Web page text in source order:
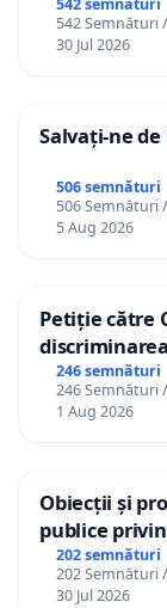
542 Semnături
30 Jul 2026
Salvați-ne
506 semnături
506 Semnături
5 Aug 2026
Petiție către
către
246 semnături
246 Semnături
1 Aug 2026
Obiecții și
publice
(PUG) Ialoveni
202 semnături
202 Semnături
30 Jul 2026